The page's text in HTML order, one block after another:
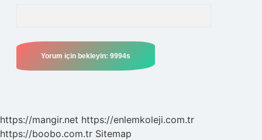
https://mangir.net https://enlemkoleji.com.tr
https://boobo.com.tr Sitemap